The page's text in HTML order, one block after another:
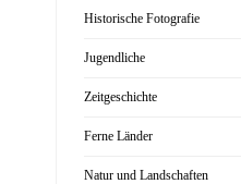
Historische Fotografie
Jugendliche
Zeitgeschichte
Ferne Länder
Natur und Landschaften